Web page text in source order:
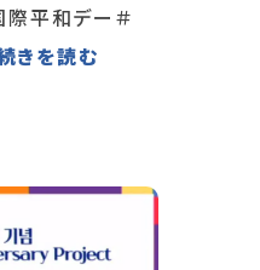
際平和デー＃
きを読む